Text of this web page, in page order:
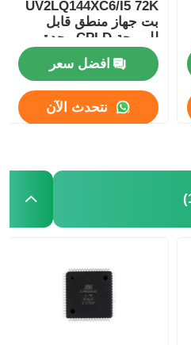
UV2LQ144XC6/I5 72K
بت جهاز منطق قابل
للبرمجة CPLD وحدة
تحكم منطق قابل
للبرمجة
افضل سعر
نتحدث الآن